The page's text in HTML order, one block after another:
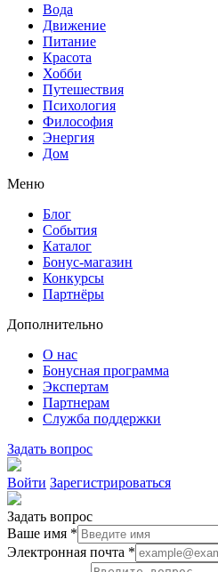
Вода
Движение
Питание
Красота
Хобби
Путешествия
Психология
Философия
Энергия
Дом
Меню
Блог
События
Каталог
Бонус-магазин
Конкурсы
Партнёры
Дополнительно
О нас
Бонусная программа
Экспертам
Партнерам
Служба поддержки
Задать вопрос
Войти Зарегистрироваться
Задать вопрос
Ваше имя *
Электронная почта *